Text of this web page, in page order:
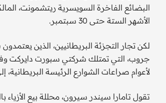
الأشهر الستة حتى 30 سبتمبر.
لكن تجار التجزئة البريطانيين، الذين
لأعوام صراعات الشوارع الرئيسة البريطانية، إلى مؤشر فتسي 100 العام الماضي، حيث
تقول تامارا سيندر سيرون، محللة بيع